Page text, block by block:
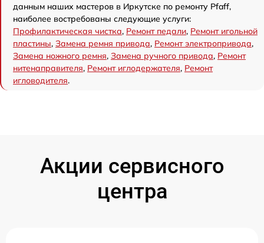
данным наших мастеров в Иркутске по ремонту Pfaff,
наиболее востребованы следующие услуги:
Профилактическая чистка, Ремонт педали, Ремонт игольной
пластины, Замена ремня привода, Ремонт электропривода,
Замена ножного ремня, Замена ручного привода, Ремонт
нитенаправителя, Ремонт иглодержателя, Ремонт
игловодителя.
Акции сервисного
центра